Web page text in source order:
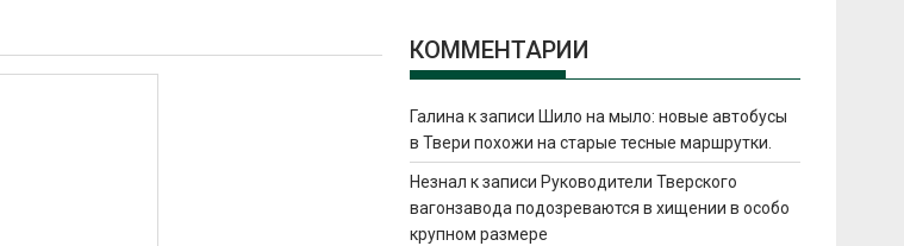
КОММЕНТАРИИ
Галина к записи Шило на мыло: новые автобусы
в Твери похожи на старые тесные маршрутки.
Незнал к записи Руководители Тверского
вагонзавода подозреваются в хищении в особо
крупном размере